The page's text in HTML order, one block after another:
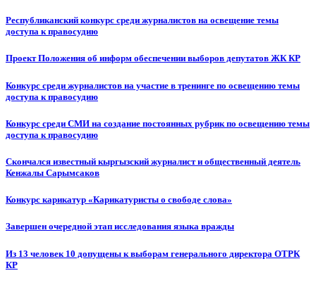
Республиканский конкурс среди журналистов на освещение темы
доступа к правосудию
Проект Положения об информ обеспечении выборов депутатов ЖК КР
Конкурс среди журналистов на участие в тренинге по освещению темы
доступа к правосудию
Конкурс среди СМИ на создание постоянных рубрик по освещению темы
доступа к правосудию
Скончался известный кыргызский журналист и общественный деятель
Кенжалы Сарымсаков
Конкурс карикатур «Карикатуристы о свободе слова»
Завершен очередной этап исследования языка вражды
Из 13 человек 10 допущены к выборам генерального директора ОТРК
КР